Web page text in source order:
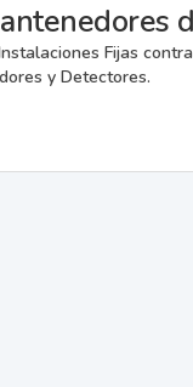
Fijas contra
y Detectores.